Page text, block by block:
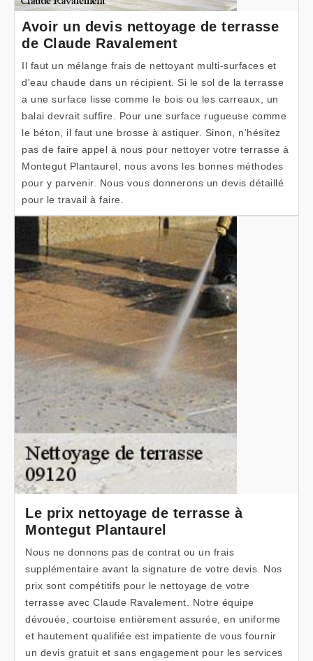
Avoir un devis nettoyage de terrasse
de Claude Ravalement
Il faut un mélange frais de nettoyant multi-surfaces et
d'eau chaude dans un récipient. Si le sol de la terrasse
a une surface lisse comme le bois ou les carreaux, un
balai devrait suffire. Pour une surface rugueuse comme
le béton, il faut une brosse à astiquer. Sinon, n’hésitez
pas de faire appel à nous pour nettoyer votre terrasse à
Montegut Plantaurel, nous avons les bonnes méthodes
pour y parvenir. Nous vous donnerons un devis détaillé
pour le travail à faire.
Le prix nettoyage de terrasse à
Montegut Plantaurel
Nous ne donnons pas de contrat ou un frais
supplémentaire avant la signature de votre devis. Nos
prix sont compétitifs pour le nettoyage de votre
terrasse avec Claude Ravalement. Notre équipe
dévouée, courtoise entièrement assurée, en uniforme
et hautement qualifiée est impatiente de vous fournir
un devis gratuit et sans engagement pour les services